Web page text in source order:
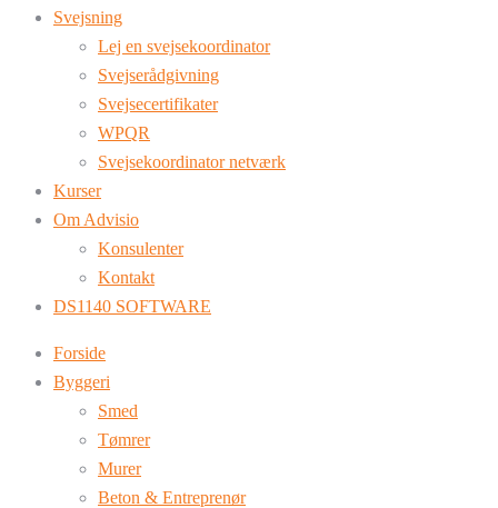
Svejsning
Lej en svejsekoordinator
Svejserådgivning
Svejsecertifikater
WPQR
Svejsekoordinator netværk
Kurser
Om Advisio
Konsulenter
Kontakt
DS1140 SOFTWARE
Forside
Byggeri
Smed
Tømrer
Murer
Beton & Entreprenør